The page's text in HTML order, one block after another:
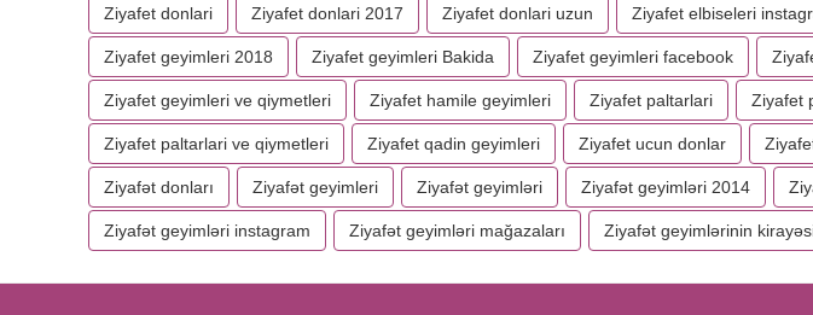
Ziyafet donlari Ziyafet donlari 2017 Ziyafet donlari uzun Ziyafet elbiseleri
Ziyafet geyimleri 2018 Ziyafet geyimleri Bakida Ziyafet geyimleri facebook
Ziyafet geyimleri ve qiymetleri Ziyafet hamile geyimleri Ziyafet paltarlari Ziyafet
Ziyafet paltarlari ve qiymetleri Ziyafet qadin geyimleri Ziyafet ucun donlar
Ziyafət donları Ziyafət geyimleri Ziyafət geyimləri Ziyafət geyimləri 2014
Ziyafət geyimləri instagram Ziyafət geyimləri mağazaları Ziyafət geyimlərinin